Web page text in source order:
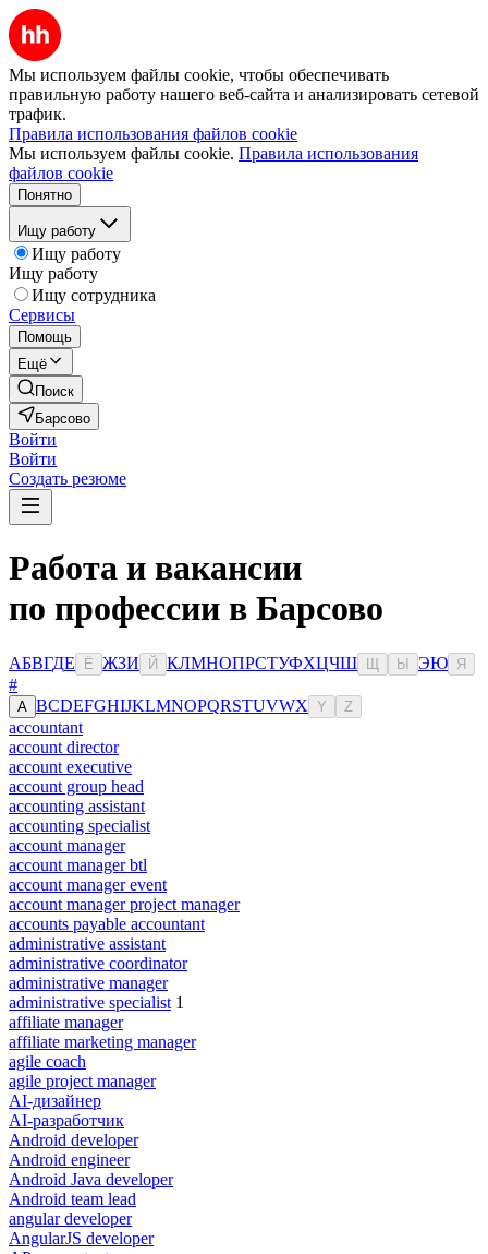
Мы используем файлы cookie, чтобы обеспечивать
правильную работу нашего веб-сайта и анализировать сетевой
трафик.
Правила использования файлов cookie
Мы используем файлы cookie. Правила использования
файлов cookie
Понятно
Ищу работу
Ищу работу
Ищу работу
Ищу сотрудника
Сервисы
Помощь
Ещё
Поиск
Барсово
Войти
Войти
Создать резюме
Работа и вакансии
по профессии в Барсово
АБВГДЕ Ё ЖЗИ Й КЛМНОПРСТУФХЦЧШ Ы ЭЮ Я
#
A BCDEFGHIJKLMNOPQRSTUVWX Y Z
accountant
account director
account executive
account group head
accounting assistant
accounting specialist
account manager
account manager btl
account manager event
account manager project manager
accounts payable accountant
administrative assistant
administrative coordinator
administrative manager
administrative specialist 1
affiliate manager
affiliate marketing manager
agile coach
agile project manager
AI-дизайнер
AI-разработчик
Android developer
Android engineer
Android Java developer
Android team lead
angular developer
AngularJS developer